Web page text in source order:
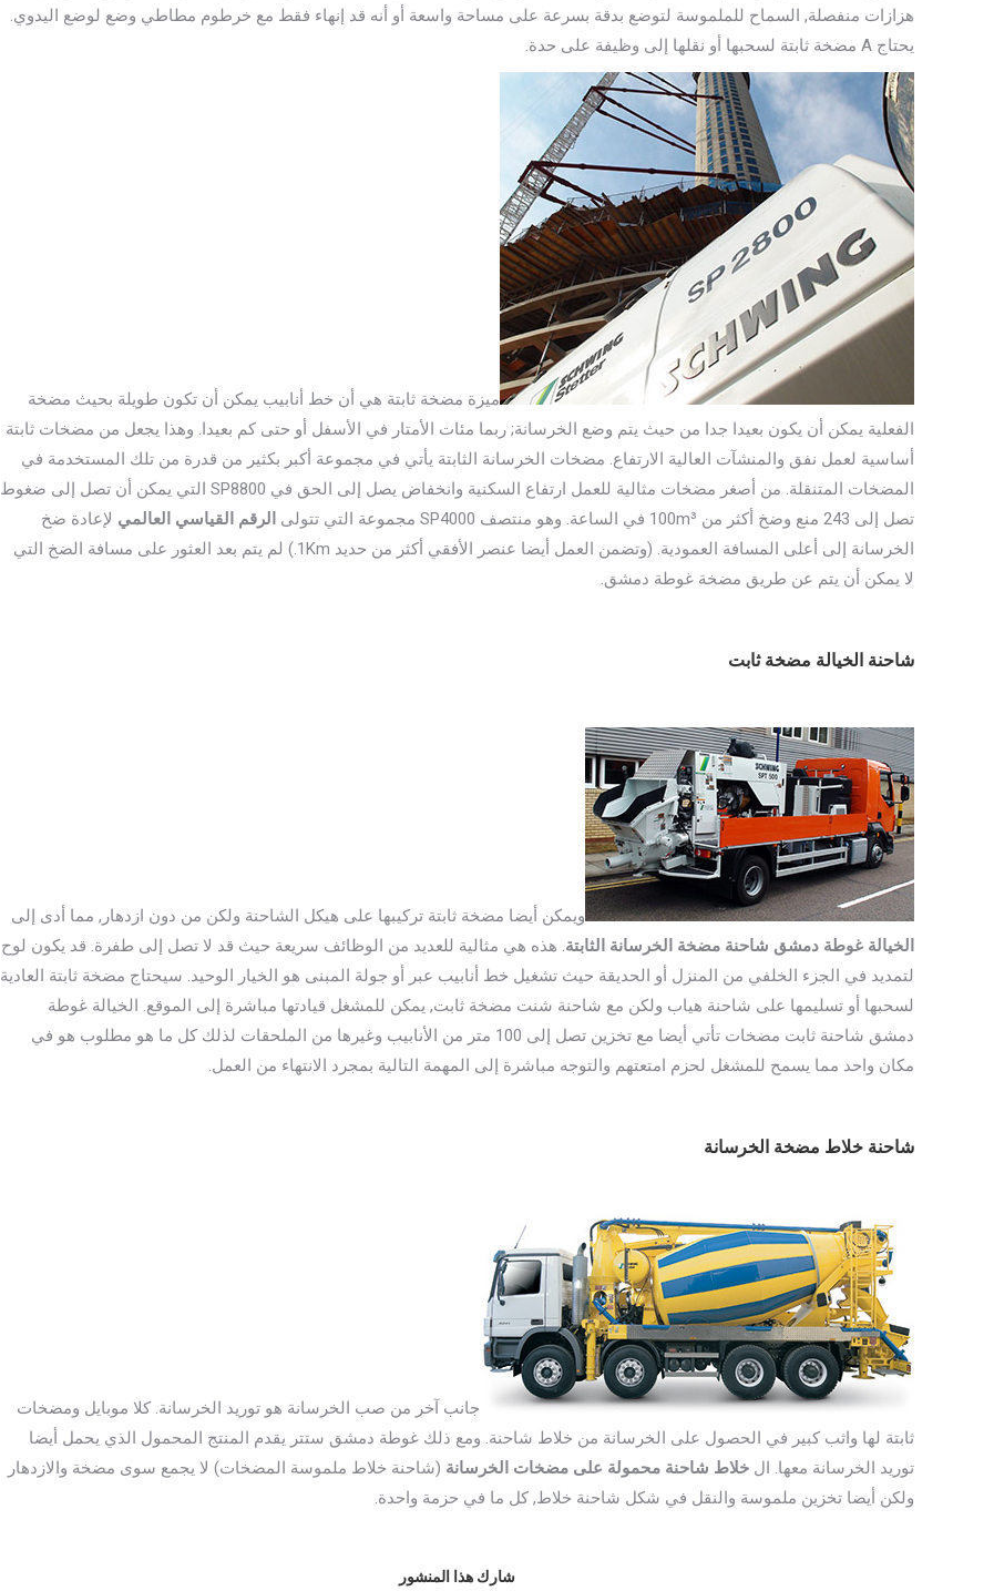
هزازات منفصلة, السماح للملموسة لتوضع بدقة بسرعة على مساحة واسعة أو أنه قد إنهاء فقط مع خرطوم مطاطي وضع لوضع اليدوي.
يحتاج A مضخة ثابتة لسحبها أو نقلها إلى وظيفة على حدة.
ميزة مضخة ثابتة هي أن خط أنابيب يمكن أن تكون طويلة بحيث مضخة
الفعلية يمكن أن يكون بعيدا جدا من حيث يتم وضع الخرسانة; ربما مئات الأمتار في الأسفل أو حتى كم بعيدا. وهذا يجعل من مضخات ثابتة
أساسية لعمل نفق والمنشآت العالية الارتفاع. مضخات الخرسانة الثابتة يأتي في مجموعة أكبر بكثير من قدرة من تلك المستخدمة في
المضخات المتنقلة. من أصغر مضخات مثالية للعمل ارتفاع السكنية وانخفاض يصل إلى الحق في SP8800 التي يمكن أن تصل إلى ضغوط
تصل إلى 243 منع وضخ أكثر من 100m³ في الساعة. وهو منتصف SP4000 مجموعة التي تتولى
الرقم القياسي العالمي لإعادة ضخ
الخرسانة إلى أعلى المسافة العمودية. (وتضمن العمل أيضا عنصر الأفقي أكثر من حديد 1Km.) لم يتم بعد العثور على مسافة الضخ التي
لا يمكن أن يتم عن طريق مضخة غوطة دمشق.
شاحنة الخيالة مضخة ثابت
ويمكن أيضا مضخة ثابتة تركيبها على هيكل الشاحنة ولكن من دون ازدهار, مما أدى إلى
الخيالة غوطة دمشق شاحنة مضخة الخرسانة الثابتة . هذه هي مثالية للعديد من الوظائف سريعة حيث قد لا تصل إلى طفرة. قد يكون لوح
لتمديد في الجزء الخلفي من المنزل أو الحديقة حيث تشغيل خط أنابيب عبر أو جولة المبنى هو الخيار الوحيد. سيحتاج مضخة ثابتة العادية
لسحبها أو تسليمها على شاحنة هياب ولكن مع شاحنة شنت مضخة ثابت, يمكن للمشغل قيادتها مباشرة إلى الموقع. الخيالة غوطة
دمشق شاحنة ثابت مضخات تأتي أيضا مع تخزين تصل إلى 100 متر من الأنابيب وغيرها من الملحقات لذلك كل ما هو مطلوب هو في
مكان واحد مما يسمح للمشغل لحزم امتعتهم والتوجه مباشرة إلى المهمة التالية بمجرد الانتهاء من العمل.
شاحنة خلاط مضخة الخرسانة
جانب آخر من صب الخرسانة هو توريد الخرسانة. كلا موبايل ومضخات
ثابتة لها واثب كبير في الحصول على الخرسانة من خلاط شاحنة. ومع ذلك غوطة دمشق ستتر يقدم المنتج المحمول الذي يحمل أيضا
توريد الخرسانة معها. ال خلاط شاحنة محمولة على مضخات الخرسانة (شاحنة خلاط ملموسة المضخات) لا يجمع سوى مضخة والازدهار
ولكن أيضا تخزين ملموسة والنقل في شكل شاحنة خلاط, كل ما في حزمة واحدة.
شارك هذا المنشور